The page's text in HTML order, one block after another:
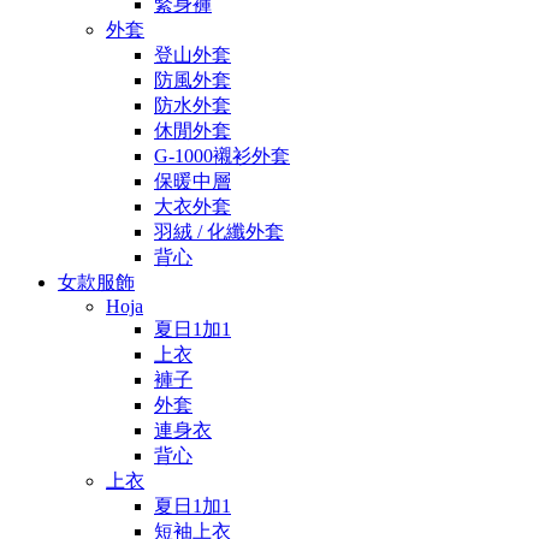
緊身褲
外套
登山外套
防風外套
防水外套
休閒外套
G-1000襯衫外套
保暖中層
大衣外套
羽絨 / 化纖外套
背心
女款服飾
Hoja
夏日1加1
上衣
褲子
外套
連身衣
背心
上衣
夏日1加1
短袖上衣